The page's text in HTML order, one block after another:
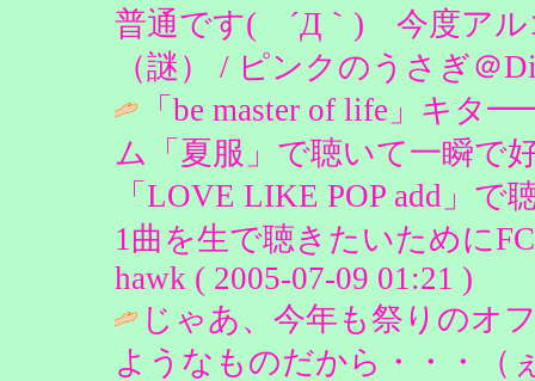
普通です( ´Д｀) 今度アル
（謎） / ピンクのうさぎ＠
「be master of life」
ム「夏服」で聴いて一瞬
「LOVE LIKE POP add」
1曲を生で聴きたいために
hawk ( 2005-07-09 01:21 )
じゃあ、今年も祭りのオ
ようなものだから・・・（